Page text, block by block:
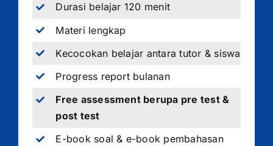
Durasi belajar 120 menit
Materi lengkap
Kecocokan belajar antara tutor & siswa
Progress report bulanan
Free assessment berupa pre test &
post test
E-book soal & e-book pembahasan